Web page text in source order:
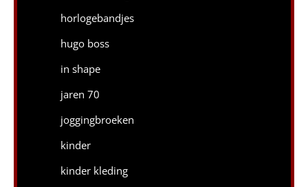
horlogebandjes
hugo boss
in shape
jaren 70
joggingbroeken
kinder
kinder kleding